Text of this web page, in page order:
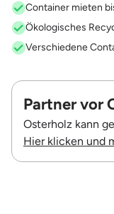
Container mieten
Ökologisches
Verschiedene
Partner vor
Osterholz kann
Hier klicken und